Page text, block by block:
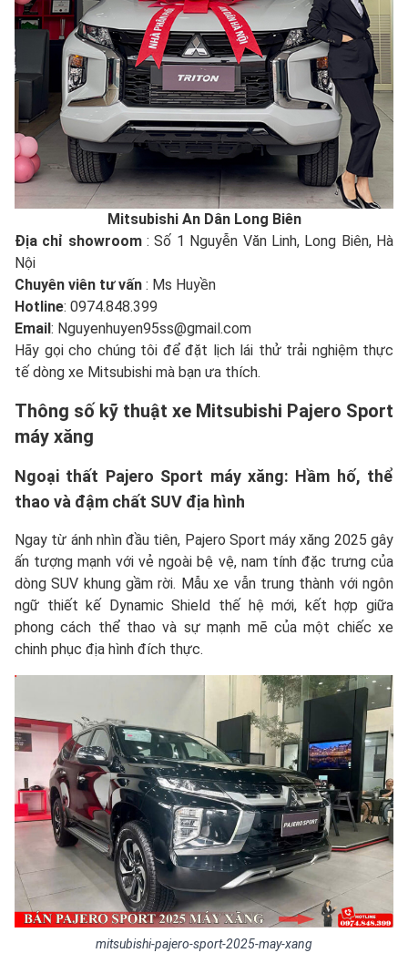
Mitsubishi An Dân Long Biên
Địa chỉ showroom: Số 1 Nguyễn Văn Linh, Long Biên, Hà
Nội
Chuyên viên tư vấn : Ms Huyền
Hotline: 0974.848.399
Email: Nguyenhuyen95ss@gmail.com
Hãy gọi cho chúng tôi để đặt lịch lái thử trải nghiệm thực
tế dòng xe Mitsubishi mà bạn ưa thích.
Thông số kỹ thuật xe Mitsubishi Pajero Sport
máy xăng
Ngoại thất Pajero Sport máy xăng: Hầm hố, thể
thao và đậm chất SUV địa hình
Ngay từ ánh nhìn đầu tiên, Pajero Sport máy xăng 2025 gây
ấn tượng mạnh với vẻ ngoài bệ vệ, nam tính đặc trưng của
dòng SUV khung gầm rời. Mẫu xe vẫn trung thành với ngôn
ngữ thiết kế Dynamic Shield thế hệ mới, kết hợp giữa
phong cách thể thao và sự mạnh mẽ của một chiếc xe
chinh phục địa hình đích thực.
mitsubishi-pajero-sport-2025-may-xang